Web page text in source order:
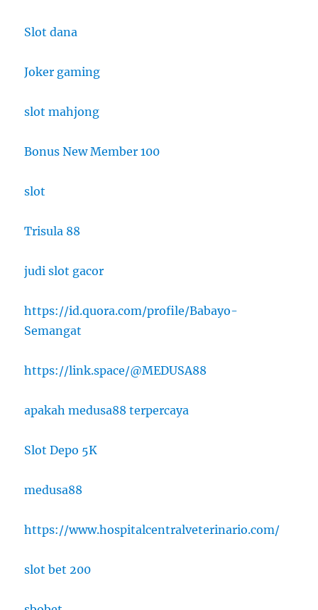
Slot dana
Joker gaming
slot mahjong
Bonus New Member 100
slot
Trisula 88
judi slot gacor
https://id.quora.com/profile/Babayo-
Semangat
https://link.space/@MEDUSA88
apakah medusa88 terpercaya
Slot Depo 5K
medusa88
https://www.hospitalcentralveterinario.com/
slot bet 200